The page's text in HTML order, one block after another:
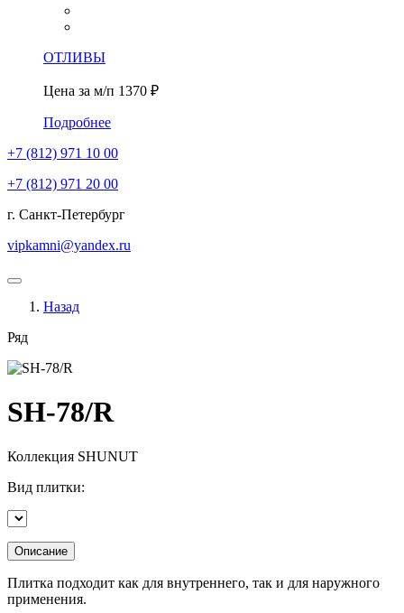
ОТЛИВЫ
Цена за м/п 1370 ₽
Подробнее
+7 (812) 971 10 00
+7 (812) 971 20 00
г. Санкт-Петербург
vipkamni@yandex.ru
Назад
Ряд
SH-78/R
Коллекция SHUNUT
Вид плитки:
Описание
Плитка подходит как для внутреннего, так и для наружного
применения.